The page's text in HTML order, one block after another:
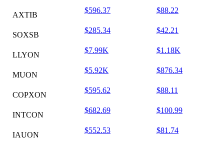
AXTIB
$596.37 $88.22
SOXSB
$285.34 $42.21
LLYON
$7.99K $1.18K
MUON
$5.92K $876.34
COPXON
$595.62 $88.11
INTCON
$682.69 $100.99
IAUON
$552.53 $81.74